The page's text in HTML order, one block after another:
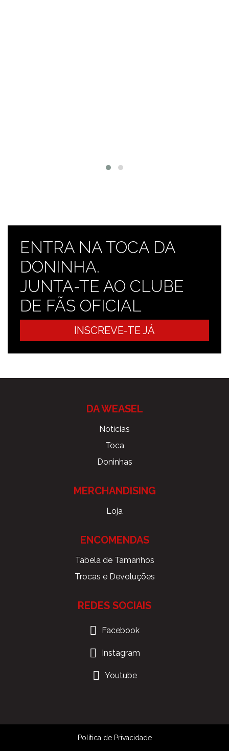
ENTRA NA TOCA DA
DONINHA.
JUNTA-TE AO CLUBE
DE FÃS OFICIAL
INSCREVE-TE JÁ
DA WEASEL
Notícias
Toca
Doninhas
MERCHANDISING
Loja
ENCOMENDAS
Tabela de Tamanhos
Trocas e Devoluções
REDES SOCIAIS
Facebook
Instagram
Youtube
Política de Privacidade